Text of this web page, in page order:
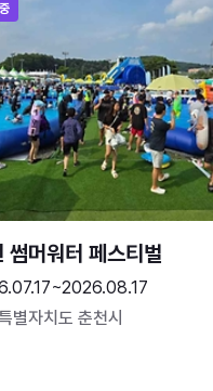
썸머워터 페스티벌
별자치도 춘천시